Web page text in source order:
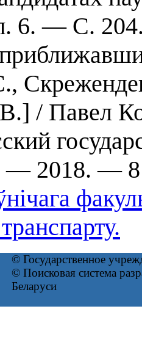
6. — С.
/ Павел
— 2018. —
© Государственное
© Поисковая система
Беларуси